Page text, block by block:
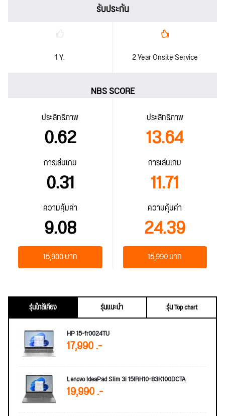
รับประกัน
1 Y. 2 Year Onsite Service
NBS SCORE
ประสิทธิภาพ
0.62
การเล่นเกม
0.31
ความคุ้มค่า
9.08
ประสิทธิภาพ
13.64
การเล่นเกม
11.71
ความคุ้มค่า
24.39
15,900 บาท 15,990 บาท
รุ่นใกล้เคียง รุ่นแนะนำ
รุ่น Top chart
HP 15-fr0024TU
17,990 .-
Lenovo IdeaPad Slim 3i 15IRH10-83K100DCTA
19,990 .-